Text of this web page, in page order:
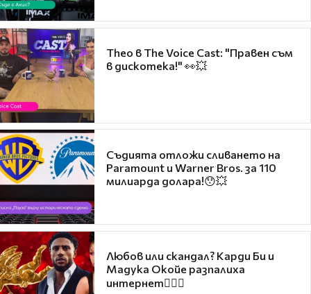
Theo в The Voice Cast: "Правен съм
в дискотека!" 👀💥
Съдията отложи сливането на
Paramount и Warner Bros. за 110
милиарда долара!😯💥
Любов или скандал? Карди Би и
Мадука Окойе разпалиха
интернет❤️‍🔥🔥